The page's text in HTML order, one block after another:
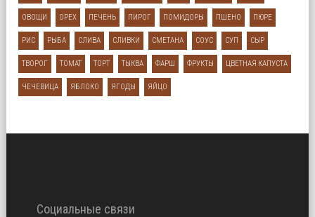
ОВОЩИ ОРЕХ ПЕЧЕНЬ ПИРОГ ПОМИДОРЫ ПШЕНО ПЮРЕ
РИС РЫБА СЛИВА СЛИВКИ СМЕТАНА СОУС СУП СЫР
ТВОРОГ ТОМАТ ТОРТ ТЫКВА ФАРШ ФРУКТЫ ЦВЕТНАЯ КАПУСТА
ЧЕЧЕВИЦА ЯБЛОКО ЯГОДЫ ЯЙЦО
Социальные связи